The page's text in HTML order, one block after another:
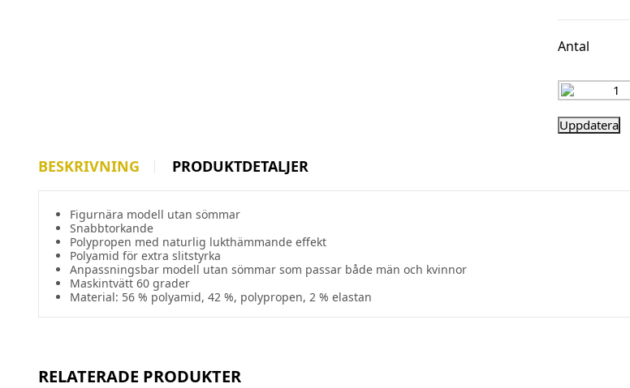
Antal
BESKRIVNING PRODUKTDETALJER
Figurnära modell utan sömmar
Snabbtorkande
Polypropen med naturlig lukthämmande effekt
Polyamid för extra slitstyrka
Anpassningsbar modell utan sömmar som passar både män och kvinnor
Maskintvätt 60 grader
Material: 56 % polyamid, 42 %, polypropen, 2 % elastan
RELATERADE PRODUKTER